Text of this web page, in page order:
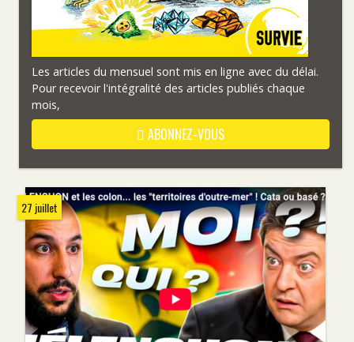
Les articles du mensuel sont mis en ligne avec du délai.
Pour recevoir l'intégralité des articles publiés chaque
mois,
ABONNEZ-VOUS
27 juillet